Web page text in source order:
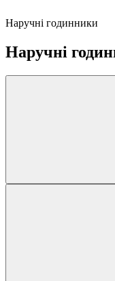
Наручні годинники
Наручні